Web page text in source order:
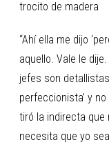
trocito de madera
“Ahí ella me dijo
aquello. Vale le
jefes son
perfeccionista’ y
tiró la indirecta que
necesita que yo